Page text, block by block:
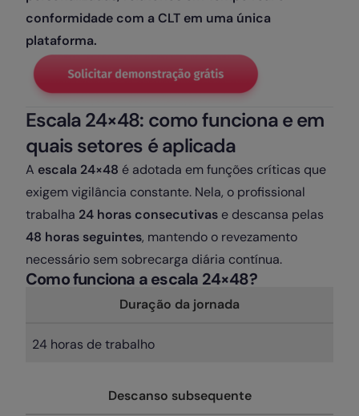
conformidade com a CLT em uma única
plataforma.
Escala 24×48: como funciona e em
quais setores é aplicada
A escala 24×48 é adotada em funções críticas que
exigem vigilância constante. Nela, o profissional
trabalha 24 horas consecutivas e descansa pelas
48 horas seguintes, mantendo o revezamento
necessário sem sobrecarga diária contínua.
Como funciona a escala 24×48?
Duração da jornada
24 horas de trabalho
Descanso subsequente